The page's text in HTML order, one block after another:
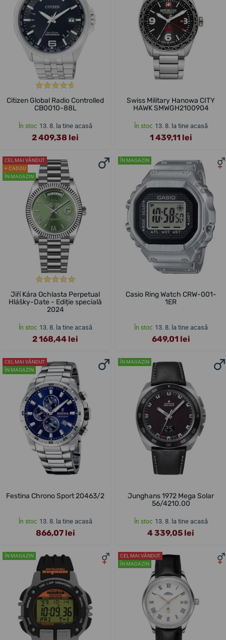
Citizen Global Radio Controlled
CB0010-88L
În stoc 13. 8. la tine acasă
2 409,38 lei
Swiss Military Hanowa CITY
HAWK SMWGH2100904
În stoc 13. 8. la tine acasă
1 439,11 lei
CEL MAI VÂNDUT
+ CADOU
ÎN MAGAZIN
Jiří Kára Ochlasta Perpetual
Hlášky-Date - Ediție specială
2024
În stoc 13. 8. la tine acasă
2 168,44 lei
ÎN MAGAZIN
Casio Ring Watch CRW-001-
1ER
În stoc 13. 8. la tine acasă
649,01 lei
CEL MAI VÂNDUT
ÎN MAGAZIN
Festina Chrono Sport 20463/2
În stoc 13. 8. la tine acasă
866,07 lei
ÎN MAGAZIN
Junghans 1972 Mega Solar
56/4210.00
În stoc 13. 8. la tine acasă
4 339,05 lei
ÎN MAGAZIN
CEL MAI VÂNDUT
ÎN MAGAZIN